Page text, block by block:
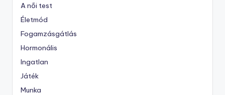
A női test
Életmód
Fogamzásgátlás
Hormonális
Ingatlan
Játék
Munka